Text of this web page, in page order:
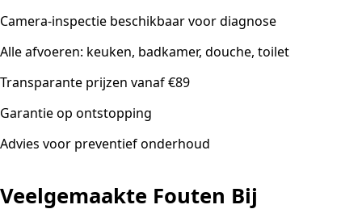
Camera-inspectie beschikbaar voor diagnose
Alle afvoeren: keuken, badkamer, douche, toilet
Transparante prijzen vanaf €89
Garantie op ontstopping
Advies voor preventief onderhoud
Veelgemaakte Fouten Bij